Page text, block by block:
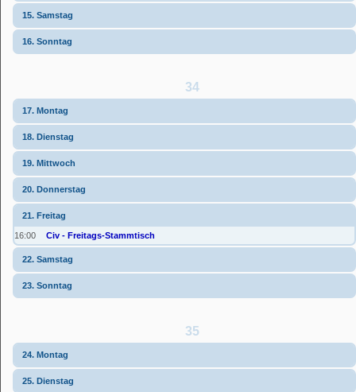
15. Samstag
16. Sonntag
34
17. Montag
18. Dienstag
19. Mittwoch
20. Donnerstag
21. Freitag
16:00 Civ - Freitags-Stammtisch
22. Samstag
23. Sonntag
35
24. Montag
25. Dienstag